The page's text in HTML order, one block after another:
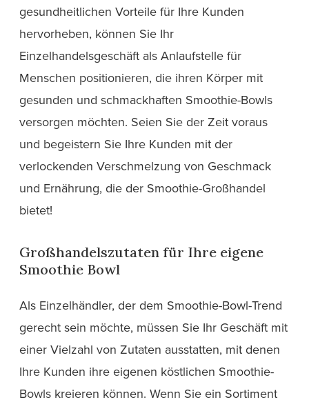
gesundheitlichen Vorteile für Ihre Kunden
hervorheben, können Sie Ihr
Einzelhandelsgeschäft als Anlaufstelle für
Menschen positionieren, die ihren Körper mit
gesunden und schmackhaften Smoothie-Bowls
versorgen möchten. Seien Sie der Zeit voraus
und begeistern Sie Ihre Kunden mit der
verlockenden Verschmelzung von Geschmack
und Ernährung, die der Smoothie-Großhandel
bietet!
Großhandelszutaten für Ihre eigene
Smoothie Bowl
Als Einzelhändler, der dem Smoothie-Bowl-Trend
gerecht sein möchte, müssen Sie Ihr Geschäft mit
einer Vielzahl von Zutaten ausstatten, mit denen
Ihre Kunden ihre eigenen köstlichen Smoothie-
Bowls kreieren können. Wenn Sie ein Sortiment